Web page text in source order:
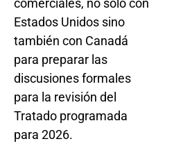
comerciales, no sólo con
Estados Unidos sino
también con Canadá
para preparar las
discusiones formales
para la revisión del
Tratado programada
para 2026.